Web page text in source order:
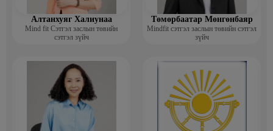
Алтанхуяг Халиунаа
Mind fit Сэтгэл заслын төвийн
сэтгэл зүйч
Төмөрбаатар Мөнгөнбаяр
Mindfit сэтгэл заслын төвийн сэтгэл
зүйч